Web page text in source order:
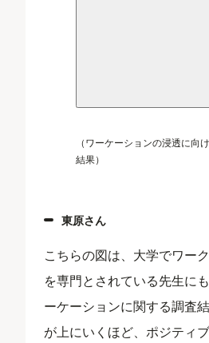
（ワーケーションの浸透に向
結果）
東原さん
こちらの図は、大学でワー
を専門とされている先生に
ーケーションに関する調査
が上にいくほど、ポジティ